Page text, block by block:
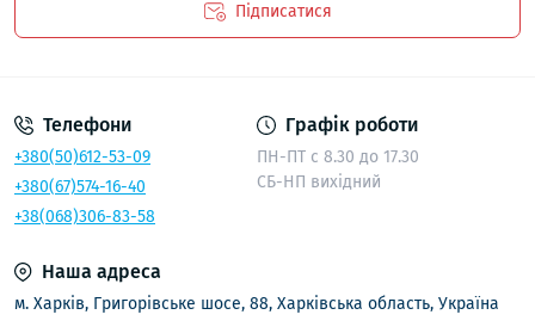
Підписатися
Телефони
+380(50)612-53-09
+380(67)574-16-40
+38(068)306-83-58
Графік роботи
ПН-ПТ с 8.30 до 17.30
СБ-НП вихідний
Наша адреса
м. Харків, Григорівське шосе, 88, Харківська область, Україна